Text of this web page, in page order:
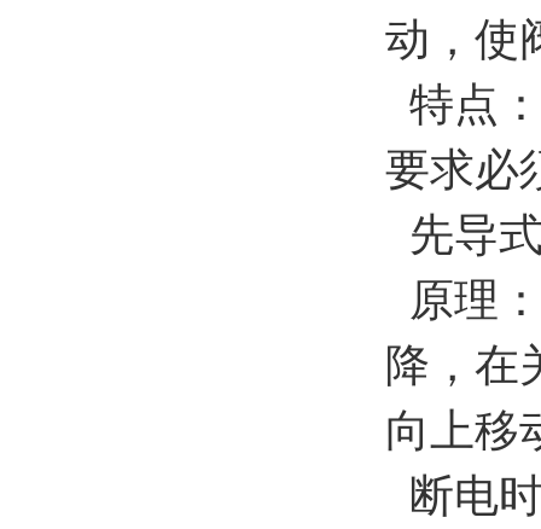
动，使
特点
要求必
先导
原理
降，在
向上移
断电